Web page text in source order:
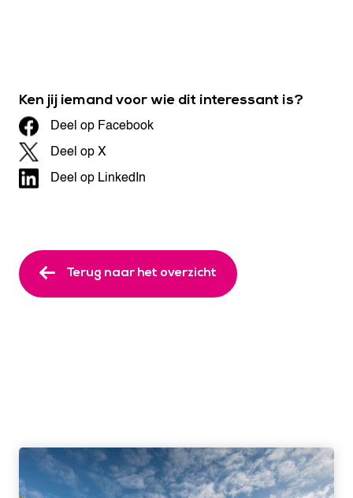
Ken jij iemand voor wie dit interessant is?
Deel op Facebook
Deel op X
Deel op LinkedIn
Terug naar het overzicht